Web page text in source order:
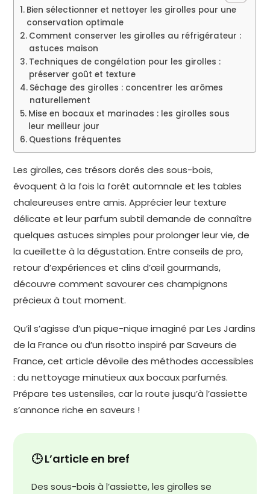
Bien sélectionner et nettoyer les girolles pour une
conservation optimale
Comment conserver les girolles au réfrigérateur :
astuces maison
Techniques de congélation pour les girolles :
préserver goût et texture
Séchage des girolles : concentrer les arômes
naturellement
Mise en bocaux et marinades : les girolles sous
leur meilleur jour
Questions fréquentes
Les girolles, ces trésors dorés des sous-bois,
évoquent à la fois la forêt automnale et les tables
chaleureuses entre amis. Apprécier leur texture
délicate et leur parfum subtil demande de connaître
quelques astuces simples pour prolonger leur vie, de
la cueillette à la dégustation. Entre conseils de pro,
retour d’expériences et clins d’œil gourmands,
découvre comment savourer ces champignons
précieux à tout moment.
Qu’il s’agisse d’un pique-nique imaginé par Les Jardins
de la France ou d’un risotto inspiré par Saveurs de
France, cet article dévoile des méthodes accessibles
: du nettoyage minutieux aux bocaux parfumés.
Prépare tes ustensiles, car la route jusqu’à l’assiette
s’annonce riche en saveurs !
🕒 L’article en bref
Des sous-bois à l’assiette, les girolles se